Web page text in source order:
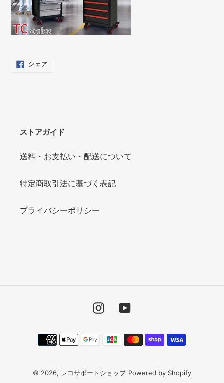
シェアFACEBOOK
ストアガイド
送料・お支払い・配送について
特定商取引法に基づく表記
プライバシーポリシー
InstagramYouTube
決
済
法
© 2026, レコサポートショップ Powered by Shopify